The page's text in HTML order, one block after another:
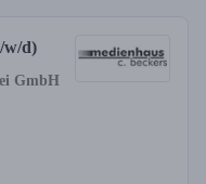
w/d)
GmbH